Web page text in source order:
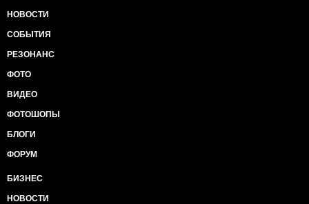
НОВОСТИ
СОБЫТИЯ
РЕЗОНАНС
ФОТО
ВИДЕО
ФОТОШОПЫ
БЛОГИ
ФОРУМ
БИЗНЕС
НОВОСТИ